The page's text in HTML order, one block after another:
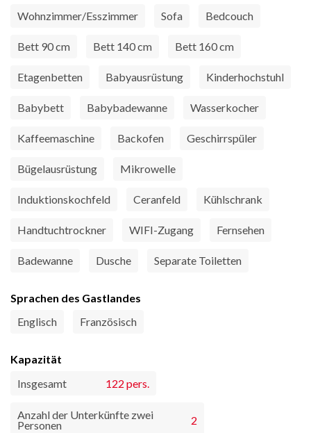
Wohnzimmer/Esszimmer Sofa Bedcouch
Bett 90 cm Bett 140 cm Bett 160 cm
Etagenbetten Babyausrüstung Kinderhochstuhl
Babybett Babybadewanne Wasserkocher
Kaffeemaschine Backofen Geschirrspüler
Bügelausrüstung Mikrowelle
Induktionskochfeld Ceranfeld Kühlschrank
Handtuchtrockner WIFI-Zugang Fernsehen
Badewanne Dusche Separate Toiletten
Sprachen des Gastlandes
Englisch
Französisch
Kapazität
Insgesamt
122 pers.
Anzahl der Unterkünfte zwei
Personen 2